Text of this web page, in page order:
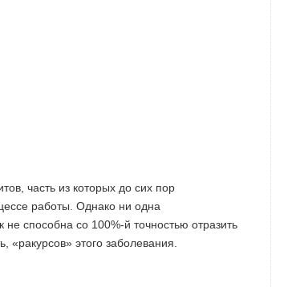
часть из которых до сих пор
работы. Однако ни одна
не способна со 100%-й точностью отразить
«ракурсов» этого заболевания.